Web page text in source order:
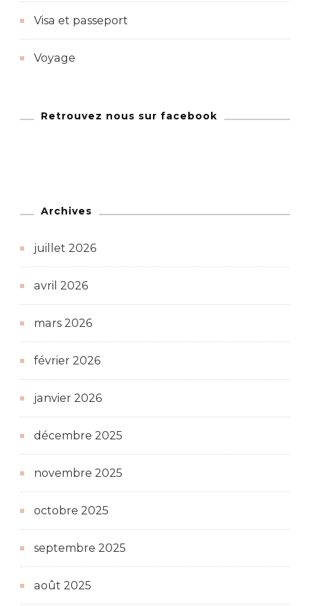
Visa et passeport
Voyage
Retrouvez nous sur facebook
Archives
juillet 2026
avril 2026
mars 2026
février 2026
janvier 2026
décembre 2025
novembre 2025
octobre 2025
septembre 2025
août 2025